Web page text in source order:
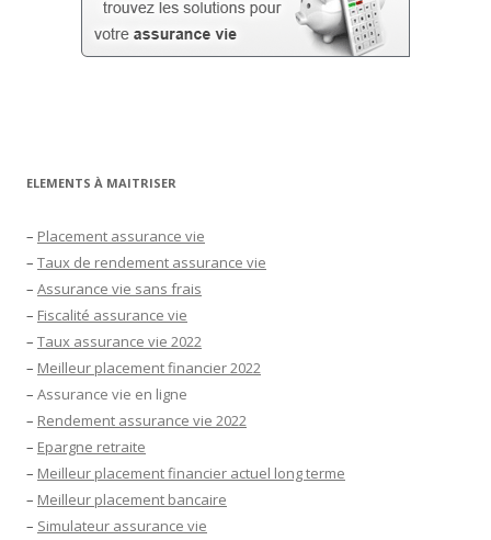
ELEMENTS À MAITRISER
– Placement assurance vie
– Taux de rendement assurance vie
– Assurance vie sans frais
– Fiscalité assurance vie
– Taux assurance vie 2022
– Meilleur placement financier 2022
– Assurance vie en ligne
– Rendement assurance vie 2022
– Epargne retraite
– Meilleur placement financier actuel long terme
– Meilleur placement bancaire
– Simulateur assurance vie